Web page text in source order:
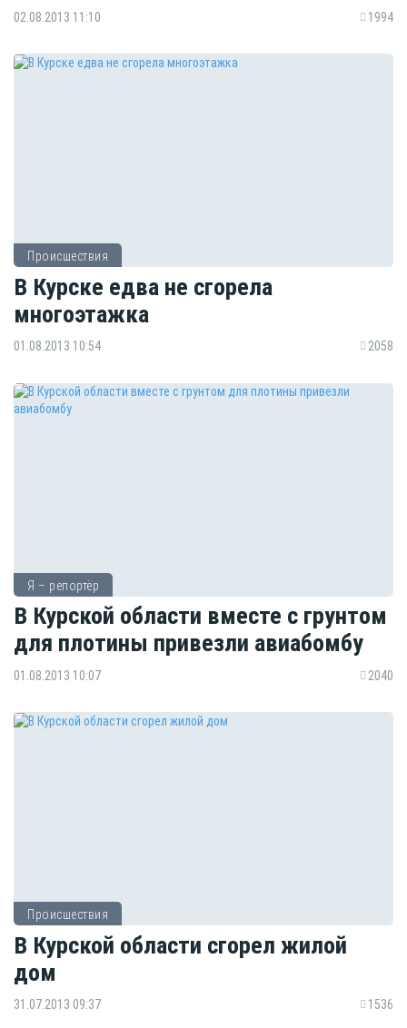
02.08.2013 11:10 1994
Происшествия
В Курске едва не сгорела
многоэтажка
01.08.2013 10:54 2058
Я – репортёр
В Курской области вместе с грунтом
для плотины привезли авиабомбу
01.08.2013 10:07 2040
Происшествия
В Курской области сгорел жилой
дом
31.07.2013 09:37 1536